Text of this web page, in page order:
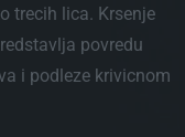
trecih lica. Krsenje
povredu
i podleze krivicnom